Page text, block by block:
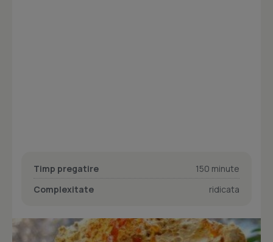
Timp pregatire
150 minute
Complexitate
ridicata